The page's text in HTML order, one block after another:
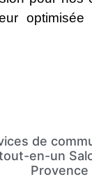
optimisée
de
en-un
Provence